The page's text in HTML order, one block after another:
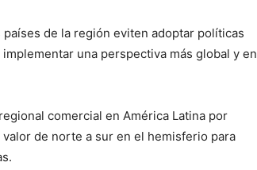
de la región eviten adoptar políticas
una perspectiva más global y en
comercial en América Latina por
de norte a sur en el hemisferio para